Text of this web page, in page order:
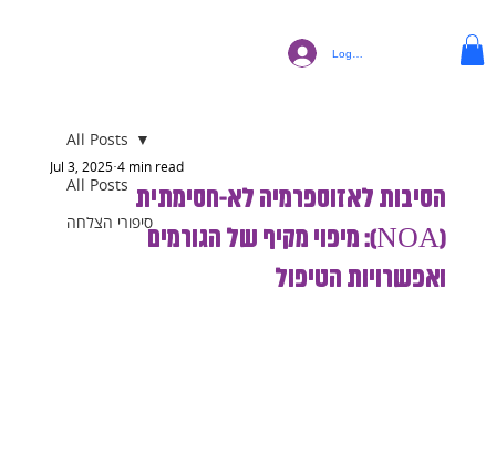
Log In
All Posts
סיפורי הצלחה
All Posts
הסיבות לאזוספרמיה לא-חסימתית
(NOA): מיפוי מקיף של הגורמים
ואפשרויות הטיפול
Jul 3, 2025 4 min read